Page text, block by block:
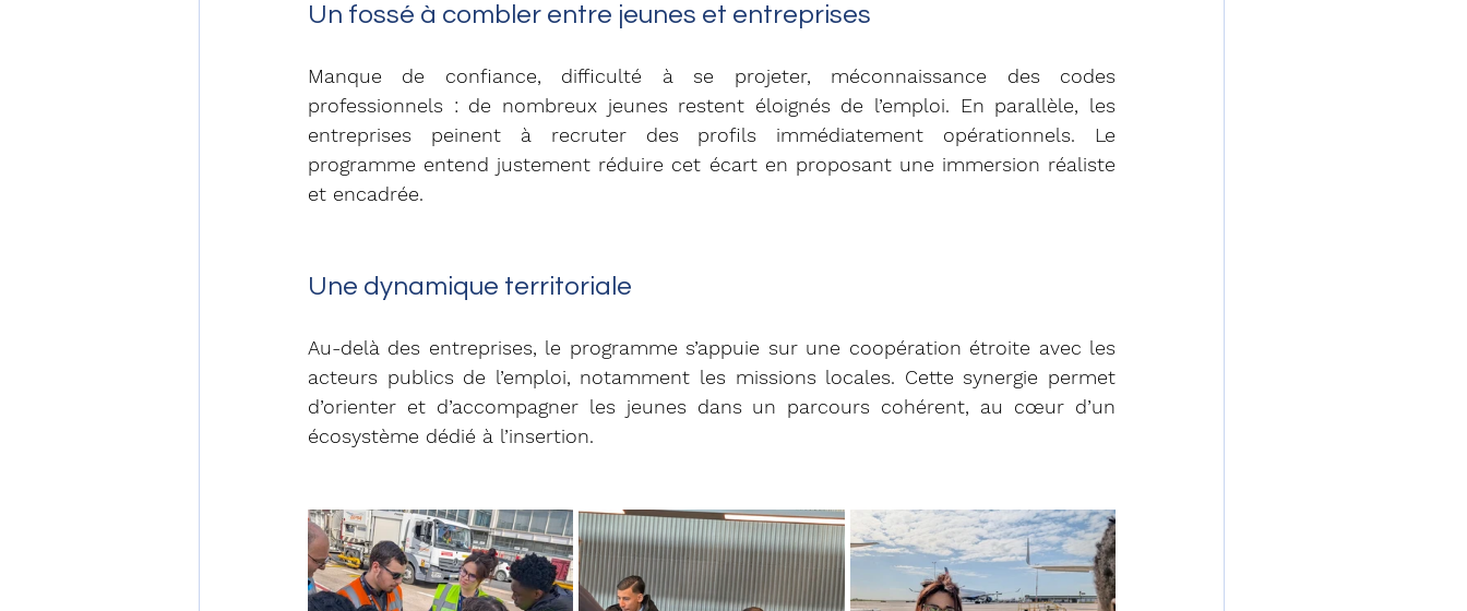
Un fossé à combler entre jeunes et entreprises
Manque de confiance, difficulté à se projeter, méconnaissance des codes
professionnels : de nombreux jeunes restent éloignés de l’emploi. En parallèle, les
entreprises peinent à recruter des profils immédiatement opérationnels. Le
programme entend justement réduire cet écart en proposant une immersion réaliste
et encadrée.
Une dynamique territoriale
Au-delà des entreprises, le programme s’appuie sur une coopération étroite avec les
acteurs publics de l’emploi, notamment les missions locales. Cette synergie permet
d’orienter et d’accompagner les jeunes dans un parcours cohérent, au cœur d’un
écosystème dédié à l’insertion.